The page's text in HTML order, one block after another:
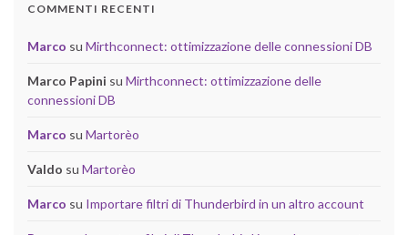
COMMENTI RECENTI
Marco su Mirthconnect: ottimizzazione delle connessioni DB
Marco Papini su Mirthconnect: ottimizzazione delle
connessioni DB
Marco su Martorèo
Valdo su Martorèo
Marco su Importare filtri di Thunderbird in un altro account